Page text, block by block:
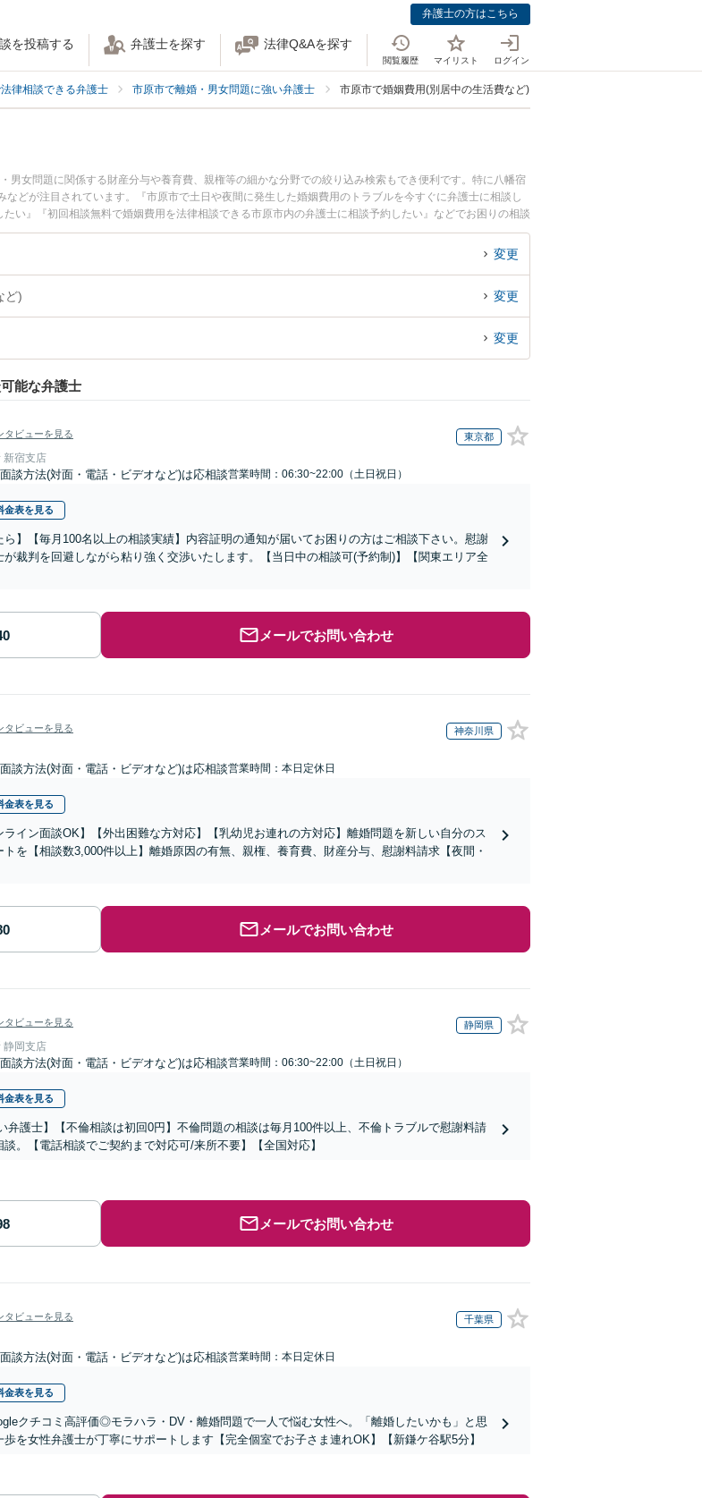
弁護士の方はこちら
を投稿する 弁護士を探す 法律Q&Aを探す
閲覧履歴 マイリスト ログイン
律相談できる弁護士 市原市で離婚・男女問題に強い弁護士 市原市で婚姻費用(別居中の生活費など)に強い弁護士
男女問題に関係する財産分与や養育費、親権等の細かな分野での絞り込み検索もでき便利です。特に八幡宿
どが注目されています。『市原市で土日や夜間に発生した婚姻費用のトラブルを今すぐに弁護士に相談し
い』『初回相談無料で婚姻費用を法律相談できる市原市内の弁護士に相談予約したい』などでお困りの相談
変更
ど) 変更
変更
能な弁護士
タビューを見る 東京都
新宿支店
面談方法(対面・電話・ビデオなど)は応相談営業時間：06:30~22:00（土日祝日）
金表を見る
ら】【毎月100名以上の相談実績】内容証明の通知が届いてお困りの方はご相談下さい。慰謝
裁判を回避しながら粘り強く交渉いたします。【当日中の相談可(予約制)】【関東エリア全
メールでお問い合わせ
タビューを見る 神奈川県
面談方法(対面・電話・ビデオなど)は応相談営業時間：本日定休日
金表を見る
ライン面談OK】【外出困難な方対応】【乳幼児お連れの方対応】離婚問題を新しい自分のス
を【相談数3,000件以上】離婚原因の有無、親権、養育費、財産分与、慰謝料請求【夜間・
メールでお問い合わせ
タビューを見る 静岡県
静岡支店
面談方法(対面・電話・ビデオなど)は応相談営業時間：06:30~22:00（土日祝日）
金表を見る
弁護士】【不倫相談は初回0円】不倫問題の相談は毎月100件以上、不倫トラブルで慰謝料請
。【電話相談でご契約まで対応可/来所不要】【全国対応】
メールでお問い合わせ
タビューを見る 千葉県
面談方法(対面・電話・ビデオなど)は応相談営業時間：本日定休日
金表を見る
クチコミ高評価◎モラハラ・DV・離婚問題で一人で悩む女性へ。「離婚したいかも」と思
を女性弁護士が丁寧にサポートします【完全個室でお子さま連れOK】【新鎌ケ谷駅5分】